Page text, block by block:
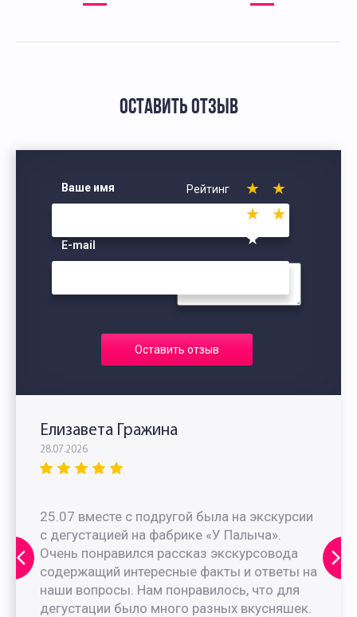
ОСТАВИТЬ ОТЗЫВ
Ваше имя
E-mail
Рейтинг
Оставить отзыв
Елизавета Гражина
28.07.2026
25.07 вместе с подругой была на экскурсии
с дегустацией на фабрике «У Палыча».
Очень понравился рассказ экскурсовода
содержащий интересные факты и ответы на
наши вопросы. Нам понравилось, что для
дегустации было много разных вкусняшек.